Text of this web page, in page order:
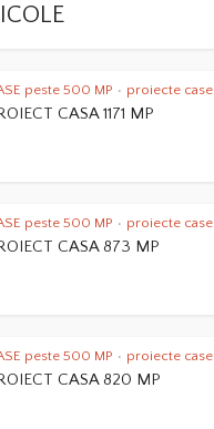
peste 500 MP • proiecte case
CASA 1171 MP
peste 500 MP • proiecte case
CASA 873 MP
peste 500 MP • proiecte case
CASA 820 MP